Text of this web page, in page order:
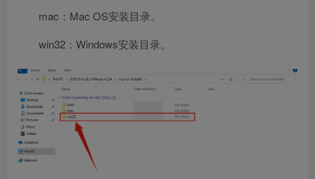
mac：Mac OS安装目录。
win32：Windows安装目录。